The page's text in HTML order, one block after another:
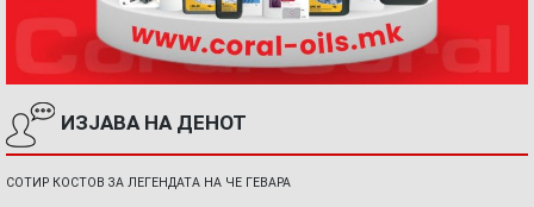
ИЗЈАВА НА ДЕНОТ
СОТИР КОСТОВ ЗА ЛЕГЕНДАТА НА ЧЕ ГЕВАРА